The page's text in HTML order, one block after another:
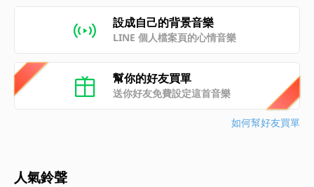
設成自己的背景音樂
LINE 個人檔案頁的心情音樂
幫你的好友買單
送你好友免費設定這首音樂
如何幫好友買單
人氣鈴聲